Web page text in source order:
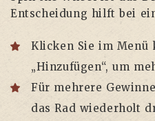
Entscheidung hilft bei
Klicken Sie im Menü
„Hinzufügen“, um
Für mehrere
das Rad wiederholt